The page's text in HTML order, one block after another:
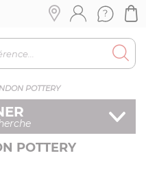
POTTERY
POTTERY